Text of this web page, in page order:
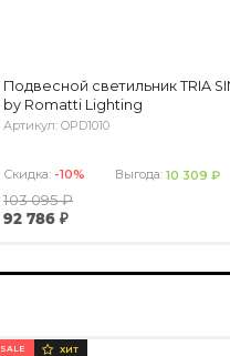
Подвесной светильник TRIA
by Romatti Lighting
Артикул: OPD1010
Скидка: -10% Выгода:10 309 ₽
103 095 ₽
92 786 ₽
SALE ХИТ